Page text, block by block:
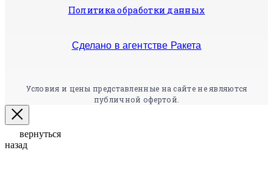
Политика обработки данных
Сделано в агентстве Ракета
Условия и цены представленные на сайте не являются
публичной офертой.
вернуться
назад